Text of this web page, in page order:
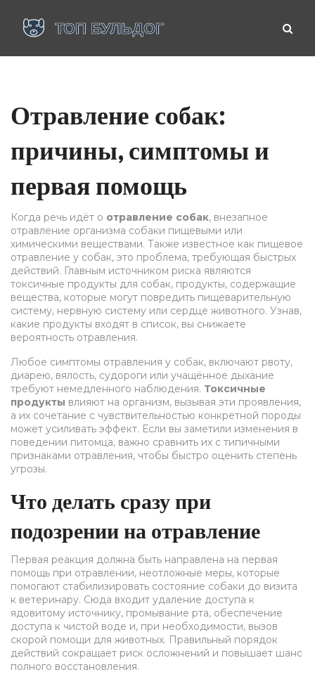
Отравление собак:
причины, симптомы и
первая помощь
Когда речь идёт о отравление собак, внезапное
отравление организма собаки пищевыми или
химическими веществами. Также известное как пищевое
отравление у собак, это проблема, требующая быстрых
действий. Главным источником риска являются
токсичные продукты для собак, продукты, содержащие
вещества, которые могут повредить пищеварительную
систему, нервную систему или сердце животного. Узнав,
какие продукты входят в список, вы снижаете
вероятность отравления.
Любое симптомы отравления у собак, включают рвоту,
диарею, вялость, судороги или учащённое дыхание
требуют немедленного наблюдения. Токсичные
продукты влияют на организм, вызывая эти проявления,
а их сочетание с чувствительностью конкретной породы
может усиливать эффект. Если вы заметили изменения в
поведении питомца, важно сравнить их с типичными
признаками отравления, чтобы быстро оценить степень
угрозы.
Что делать сразу при
подозрении на отравление
Первая реакция должна быть направлена на первая
помощь при отравлении, неотложные меры, которые
помогают стабилизировать состояние собаки до визита
к ветеринару. Сюда входит удаление доступа к
ядовитому источнику, промывание рта, обеспечение
доступа к чистой воде и, при необходимости, вызов
скорой помощи для животных. Правильный порядок
действий сокращает риск осложнений и повышает шанс
полного восстановления.